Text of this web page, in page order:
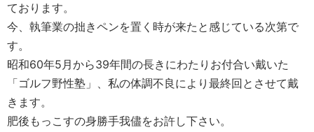
ております。
今、執筆業の拙きペンを置く時が来たと感じている次第で
す。
昭和60年5月から39年間の長きにわたりお付合い戴いた
「ゴルフ野性塾」、私の体調不良により最終回とさせて戴
きます。
肥後もっこすの身勝手我儘をお許し下さい。